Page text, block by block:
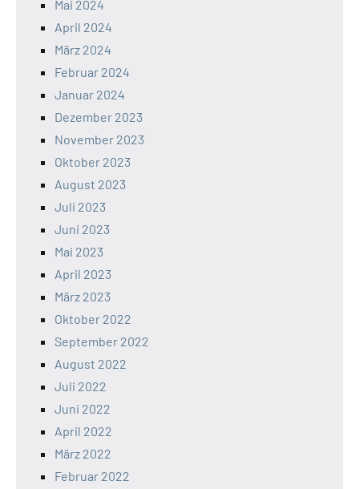
Mai 2024
April 2024
März 2024
Februar 2024
Januar 2024
Dezember 2023
November 2023
Oktober 2023
August 2023
Juli 2023
Juni 2023
Mai 2023
April 2023
März 2023
Oktober 2022
September 2022
August 2022
Juli 2022
Juni 2022
April 2022
März 2022
Februar 2022